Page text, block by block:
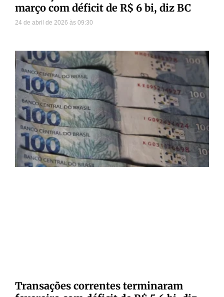
março com déficit de R$ 6 bi, diz BC
24 de abril de 2026 09:30
Transações correntes terminaram